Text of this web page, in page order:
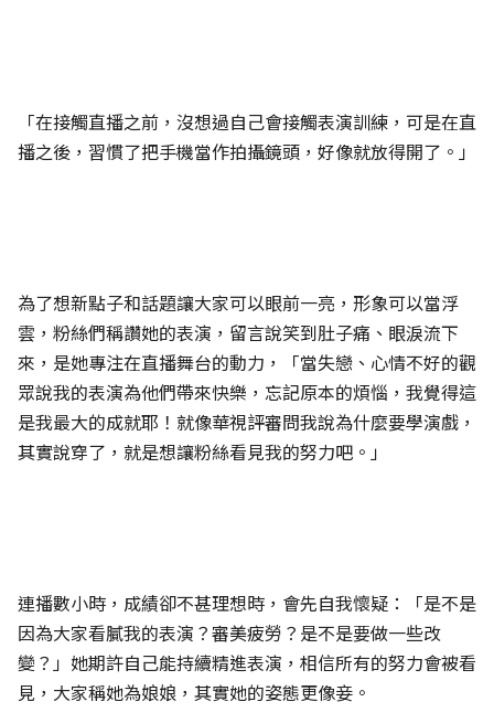
「在接觸直播之前，沒想過自己會接觸表演訓練，可是在直
播之後，習慣了把手機當作拍攝鏡頭，好像就放得開了。」
為了想新點子和話題讓大家可以眼前一亮，形象可以當浮
雲，粉絲們稱讚她的表演，留言說笑到肚子痛、眼淚流下
來，是她專注在直播舞台的動力，「當失戀、心情不好的觀
眾說我的表演為他們帶來快樂，忘記原本的煩惱，我覺得這
是我最大的成就耶！就像華視評審問我說為什麼要學演戲，
其實說穿了，就是想讓粉絲看見我的努力吧。」
連播數小時，成績卻不甚理想時，會先自我懷疑：「是不是
因為大家看膩我的表演？審美疲勞？是不是要做一些改
變？」她期許自己能持續精進表演，相信所有的努力會被看
見，大家稱她為娘娘，其實她的姿態更像妾。